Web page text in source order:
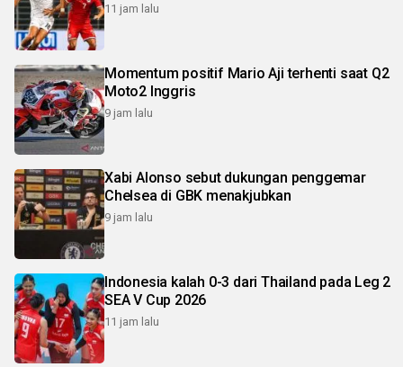
11 jam lalu
Momentum positif Mario Aji terhenti saat Q2
Moto2 Inggris
9 jam lalu
Xabi Alonso sebut dukungan penggemar
Chelsea di GBK menakjubkan
9 jam lalu
Indonesia kalah 0-3 dari Thailand pada Leg 2
SEA V Cup 2026
11 jam lalu